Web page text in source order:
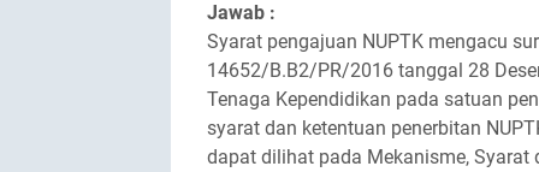
Jawab :
Syarat pengajuan NUPTK mengacu
14652/B.B2/PR/2016 tanggal 28
Tenaga Kependidikan pada satuan
syarat dan ketentuan penerbitan
dapat dilihat pada Mekanisme, Syarat